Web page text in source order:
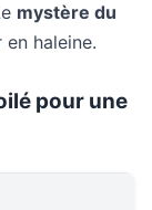
mystère du
haleine.
pour une